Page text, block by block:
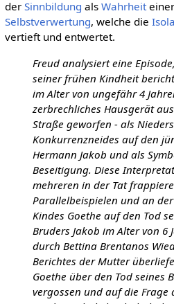
der Sinnbildung als Wahrheit
Selbstverwertung, welche die
vertieft und entwertet.
Freud analysiert eine
seiner frühen Kindheit
im Alter von ungefähr 4
zerbrechliches Hausgerät
Straße geworfen - als
Konkurrenzneides auf den
Hermann Jakob und als
Beseitigung. Diese
mehreren in der Tat
Parallelbeispielen und an
Kindes Goethe auf den Tod
Bruders Jakob im Alter von 6
durch Bettina Brentanos
Berichtes der Mutter
Goethe über den Tod seines
vergossen und auf die Frage